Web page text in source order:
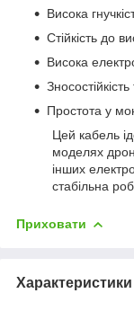
Висока
Стійкість до
Висока
Зносостійкість
Простота у
Цей кабель
моделях
інших
стабільна
Приховати
Характеристики